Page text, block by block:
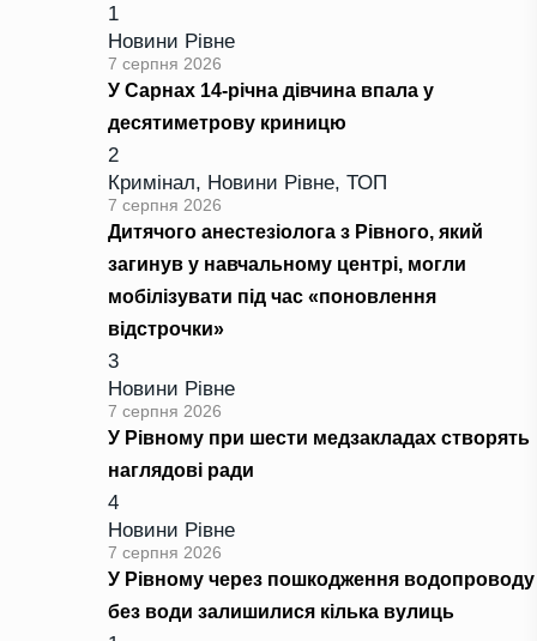
1
Новини Рівне
7 серпня 2026
У Сарнах 14-річна дівчина впала у
десятиметрову криницю
2
Кримінал, Новини Рівне, ТОП
7 серпня 2026
Дитячого анестезіолога з Рівного, який
загинув у навчальному центрі, могли
мобілізувати під час «поновлення
відстрочки»
3
Новини Рівне
7 серпня 2026
У Рівному при шести медзакладах створять
наглядові ради
4
Новини Рівне
7 серпня 2026
У Рівному через пошкодження водопроводу
без води залишилися кілька вулиць